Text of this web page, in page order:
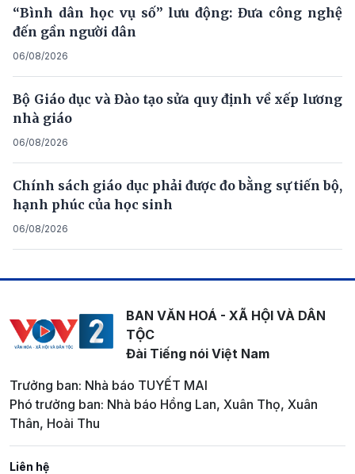
“Bình dân học vụ số” lưu động: Đưa công nghệ
đến gần người dân
06/08/2026
Bộ Giáo dục và Đào tạo sửa quy định về xếp lương
nhà giáo
06/08/2026
Chính sách giáo dục phải được đo bằng sự tiến bộ,
hạnh phúc của học sinh
06/08/2026
BAN VĂN HOÁ - XÃ HỘI VÀ DÂN
TỘC
Đài Tiếng nói Việt Nam
Trưởng ban: Nhà báo TUYẾT MAI
Phó trưởng ban: Nhà báo Hồng Lan, Xuân Thọ, Xuân
Thân, Hoài Thu
Liên hệ